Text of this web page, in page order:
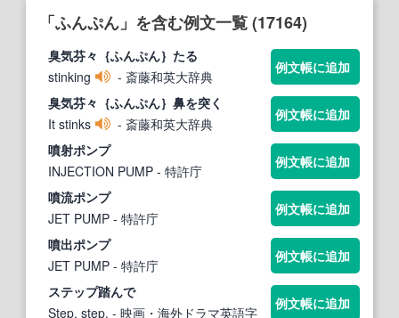
「ふんぷん」を含む例文一覧 (17164)
臭気芬々｛ふんぷん｝たる
stinking
- 斎藤和英大辞典
例文帳に追加
臭気芬々｛ふんぷん｝鼻を突く
It stinks
- 斎藤和英大辞典
例文帳に追加
噴射ポンプ
INJECTION PUMP - 特許庁
例文帳に追加
噴流ポンプ
JET PUMP - 特許庁
例文帳に追加
噴出ポンプ
JET PUMP - 特許庁
例文帳に追加
ステップ踏んで
Step, step. - 映画・海外ドラマ英語字
例文帳に追加